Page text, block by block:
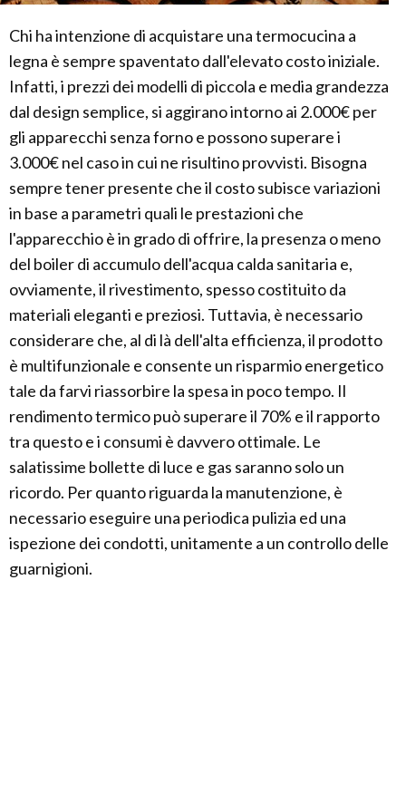
Chi ha intenzione di acquistare una termocucina a
legna è sempre spaventato dall'elevato costo iniziale.
Infatti, i prezzi dei modelli di piccola e media grandezza
dal design semplice, si aggirano intorno ai 2.000€ per
gli apparecchi senza forno e possono superare i
3.000€ nel caso in cui ne risultino provvisti. Bisogna
sempre tener presente che il costo subisce variazioni
in base a parametri quali le prestazioni che
l'apparecchio è in grado di offrire, la presenza o meno
del boiler di accumulo dell'acqua calda sanitaria e,
ovviamente, il rivestimento, spesso costituito da
materiali eleganti e preziosi. Tuttavia, è necessario
considerare che, al di là dell'alta efficienza, il prodotto
è multifunzionale e consente un risparmio energetico
tale da farvi riassorbire la spesa in poco tempo. Il
rendimento termico può superare il 70% e il rapporto
tra questo e i consumi è davvero ottimale. Le
salatissime bollette di luce e gas saranno solo un
ricordo. Per quanto riguarda la manutenzione, è
necessario eseguire una periodica pulizia ed una
ispezione dei condotti, unitamente a un controllo delle
guarnigioni.